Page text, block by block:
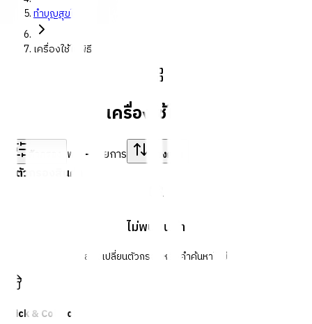
ทำบุญสุขใจ
เครื่องใช้ในพิธี
เครื่องใช้ในพิธี
ตัวกรอง พบ - รายการ เรียงตาม
ตัวกรองสินค้า
ไม่พบสินค้า
ลองเปลี่ยนตัวกรองหรือคำค้นหาใหม่
Click & Collect